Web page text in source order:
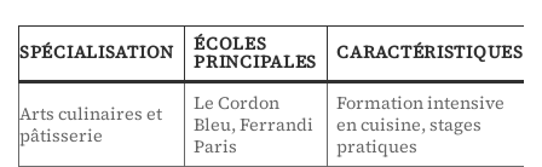
SPÉCIALISATION ÉCOLES
PRINCIPALES CARACTÉRISTIQUES
Arts culinaires et
pâtisserie
Le Cordon
Bleu, Ferrandi
Paris
Formation intensive
en cuisine, stages
pratiques